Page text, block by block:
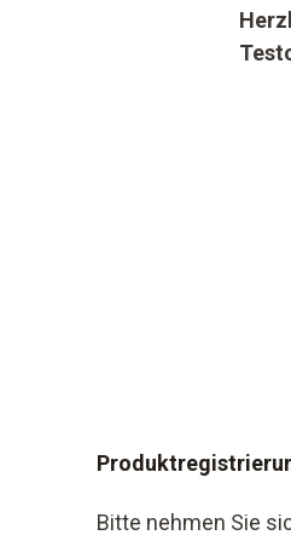
Bitte nehmen Sie